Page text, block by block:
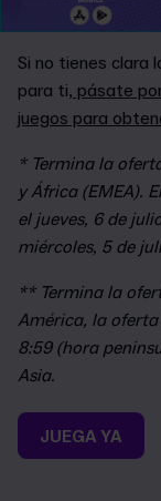
Si no tienes clara
para ti, pásate
juegos para
* Termina la
y África (EMEA).
el jueves, 6 de
miércoles, 5 de
** Termina la
América, la
8:59 (hora
Asia.
JUEGA YA